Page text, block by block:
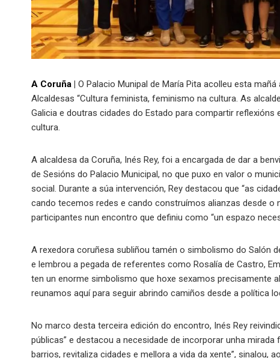
A Coruña
O Palacio Munipal de María Pita acolleu esta
Alcaldesas “Cultura feminista, feminismo na cultura. As
Galicia e doutras cidades do Estado para compartir
cultura.
A alcaldesa da Coruña, Inés Rey, foi a encargada de dar a
de Sesións do Palacio Municipal, no que puxo en valor o
social. Durante a súa intervención, Rey destacou que “as
cando tecemos redes e cando construímos alianzas desde o
participantes nun encontro que definiu como “un espazo
A rexedora coruñesa subliñou tamén o simbolismo do Salón
e lembrou a pegada de referentes como Rosalía de Castro,
ten un enorme simbolismo que hoxe sexamos precisamente
reunamos aquí para seguir abrindo camiños desde a política
No marco desta terceira edición do encontro, Inés Rey
públicas” e destacou a necesidade de incorporar unha
barrios, revitaliza cidades e mellora a vida da xente”,